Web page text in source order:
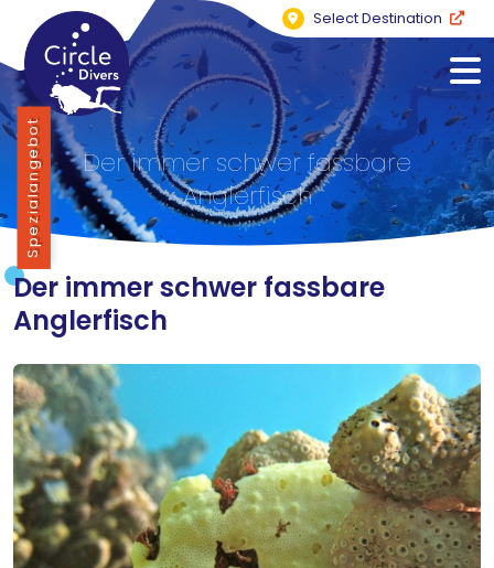
Select Destination
Der immer schwer fassbare
Anglerfisch
Der immer schwer fassbare
Anglerfisch
Spezialangebot